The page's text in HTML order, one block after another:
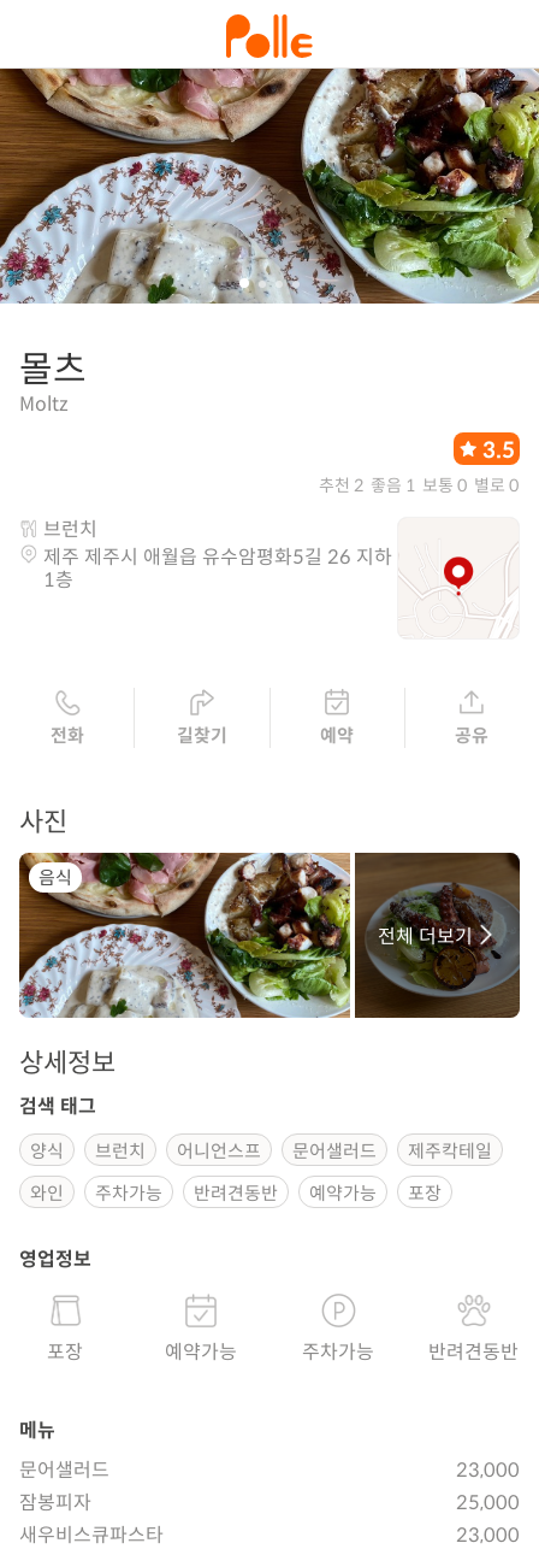
몰츠
Moltz
3.5
추천 2 좋음 1 보통 0 별로 0
브런치
제주 제주시 애월읍 유수암평화5길 26 지하
1층
전화 길찾기 예약 공유
사진
음식
전체 더보기
상세정보
검색 태그
양식 브런치 어니언스프 문어샐러드
제주칵테일
와인
주차가능 반려견동반 예약가능 포장
영업정보
포장 예약가능 주차가능 반려견동반
메뉴
문어샐러드
23,000
잠봉피자
25,000
새우비스큐파스타
23,000